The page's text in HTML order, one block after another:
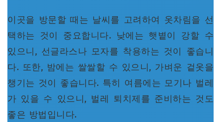
이곳을 방문할 때는 날씨를 고려하여 옷차림을 선
택하는 것이 중요합니다. 낮에는 햇볕이 강할 수
있으니, 선글라스나 모자를 착용하는 것이 좋습니
다. 또한, 밤에는 쌀쌀할 수 있으니, 가벼운 겉옷을
챙기는 것이 좋습니다. 특히 여름에는 모기나 벌레
가 있을 수 있으니, 벌레 퇴치제를 준비하는 것도
좋은 방법입니다.